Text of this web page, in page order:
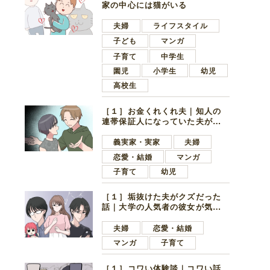
家の中心には猫がいる
夫婦
ライフスタイル
子ども
マンガ
子育て
中学生
園児
小学生
幼児
高校生
［１］お金くれくれ夫｜知人の
連帯保証人になっていた夫が家
言ってきた
義実家・実家
夫婦
恋愛・結婚
マンガ
子育て
幼児
［１］垢抜けた夫がクズだった
話｜大学の人気者の彼女が気に
子学生
夫婦
恋愛・結婚
マンガ
子育て
［１］コワい体験談｜コワい話